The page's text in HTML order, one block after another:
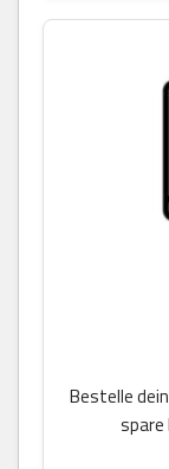
Bestelle
spare